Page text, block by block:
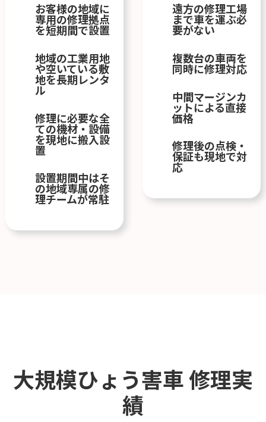
お客様の地域に
専用の修理拠点
を短期間で設置
地域の工業用地
や空いている敷
地を長期レンタ
ル
修理に必要な全
ての機材・設備
を現地に搬入設
置
設置期間中はそ
の地域専属の修
理チームが常駐
遠方の修理工場
まで車を運ぶ必
要がない
複数台の車両を
同時に修理対応
中間マージンカ
ットによる直接
価格
修理後の点検・
保証も現地で対
応
大規模ひょう害車修理実
績